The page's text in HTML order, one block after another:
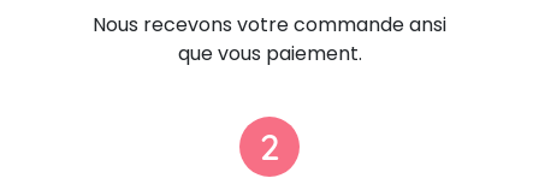
Nous recevons votre commande ansi
que vous paiement.
2